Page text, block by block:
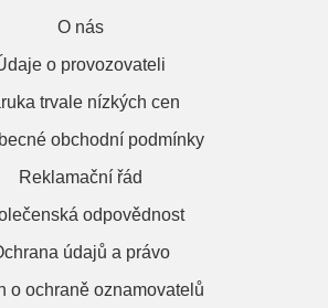
O nás
o provozovateli
trvale nízkých cen
obchodní podmínky
Reklamační řád
odpovědnost
údajů a právo
o ochraně oznamovatelů